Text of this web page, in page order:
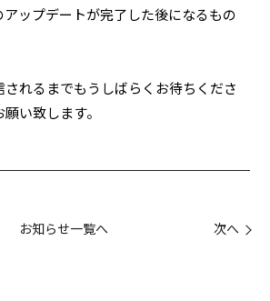
アップデートが完了した後になるもの
されるまでもうしばらくお待ちくださ
い致します。
お知らせ一覧へ 次へ